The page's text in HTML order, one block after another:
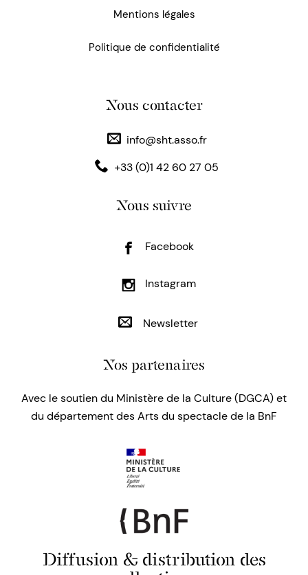
Mentions légales
Politique de confidentialité
Nous contacter
info@sht.asso.fr
+33 (0)1 42 60 27 05
Nous suivre
Facebook
Instagram
Newsletter
Nos partenaires
Avec le soutien du Ministère de la Culture (DGCA) et
du département des Arts du spectacle de la BnF
Diffusion & distribution des